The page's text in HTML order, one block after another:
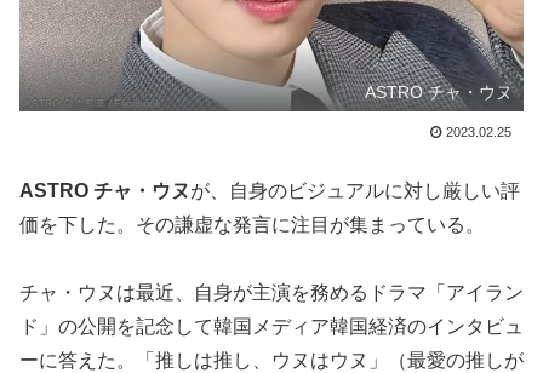
ASTRO チャ・ウヌ
2023.02.25
ASTRO チャ・ウヌが、自身のビジュアルに対し厳しい評
価を下した。その謙虚な発言に注目が集まっている。
チャ・ウヌは最近、自身が主演を務めるドラマ「アイラン
ド」の公開を記念して韓国メディア韓国経済のインタビュ
ーに答えた。「推しは推し、ウヌはウヌ」（最愛の推しが